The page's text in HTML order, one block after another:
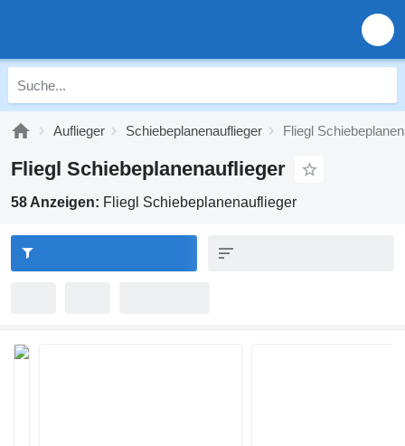
Auflieger Schiebeplanenauflieger Fliegl
Fliegl Schiebeplanenauflieger
58 Anzeigen: Fliegl Schiebeplanenauflieger